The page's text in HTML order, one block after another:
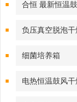
合恒 最新恒温
负压真空脱泡干
细菌培养箱
电热恒温鼓风干